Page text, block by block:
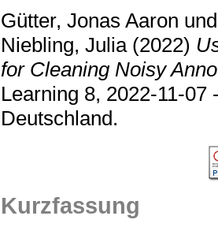
Gütter, Jonas Aaron
Niebling, Julia(2022)
for Cleaning Noisy
Learning 8, 2022-11-07
Deutschland.
Kurzfassung